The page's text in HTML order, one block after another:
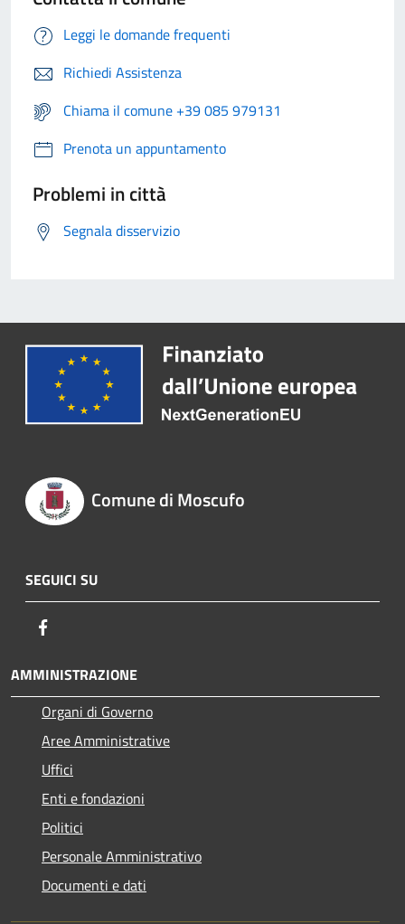
Leggi le domande frequenti
Richiedi Assistenza
Chiama il comune +39 085 979131
Prenota un appuntamento
Problemi in città
Segnala disservizio
Comune di Moscufo
SEGUICI SU
AMMINISTRAZIONE
Organi di Governo
Aree Amministrative
Uffici
Enti e fondazioni
Politici
Personale Amministrativo
Documenti e dati